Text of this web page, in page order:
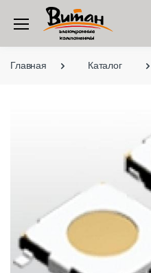
Главная Каталог